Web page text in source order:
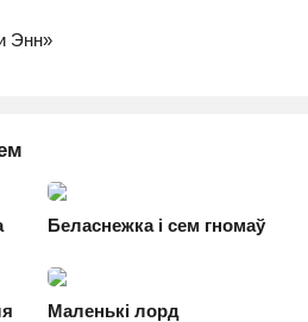
Энн»
Беласнежка і сем гномаў
Маленькі лорд